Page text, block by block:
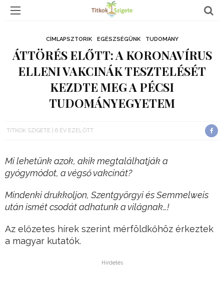
CÍMLAPSZTORIK EGÉSZSÉGÜNK TUDOMÁNY
ÁTTÖRÉS ELŐTT: A KORONAVÍRUS
ELLENI VAKCINÁK TESZTELÉSÉT
KEZDTE MEG A PÉCSI
TUDOMÁNYEGYETEM
TITKOK SZIGETE 6 ÉV EZELŐTT
Mi lehetünk azok, akik megtalálhatják a
gyógymódot, a végső vakcinát?
Mindenki drukkoljon, Szentgyörgyi és Semmelweis
után ismét csodát adhatunk a világnak…!
Az előzetes hírek szerint mérföldkőhöz érkeztek
a magyar kutatók.
Hirdetés